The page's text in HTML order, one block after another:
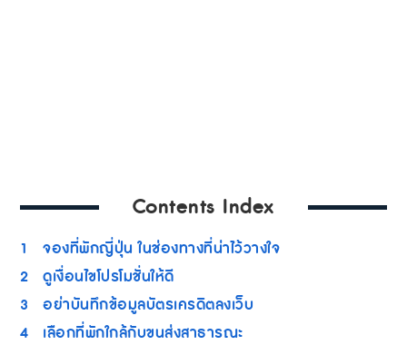
Contents Index
1
จองที่พักญี่ปุ่น ในช่องทางที่น่าไว้วางใจ
2 ดูเงื่อนไขโปรโมชั่นให้ดี
3
อย่าบันทึกข้อมูลบัตรเครดิตลงเว็บ
4
เลือกที่พักใกล้กับขนส่งสาธารณะ